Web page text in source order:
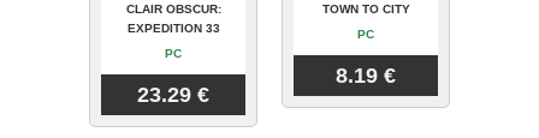
CLAIR OBSCUR:
EXPEDITION 33
PC
23.29 €
TOWN TO CITY
PC
8.19 €